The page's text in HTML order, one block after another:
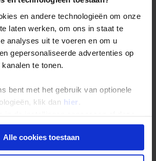
en andere technologieën om onze
laten werken, om ons in staat te
analyses uit te voeren en om u
gepersonaliseerde advertenties op
te tonen.
bent met het gebruik van optionele
klik dan hier .
in de instellingen aanpassen of deze
op elk gewenst moment voor de
Alle cookies toestaan
Chirag